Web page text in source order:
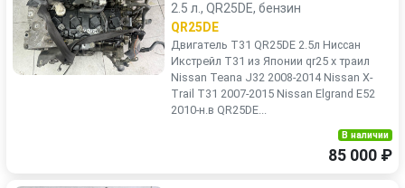
2.5 л., QR25DE, бензин
QR25DE
Двигатель T31 QR25DE 2.5л Ниссан
Икстрейл Т31 из Японии qr25 х траил
Nissan Teana J32 2008-2014 Nissan X-
Trail T31 2007-2015 Nissan Elgrand E52
2010-н.в QR25DE...
В наличии
85 000 ₽